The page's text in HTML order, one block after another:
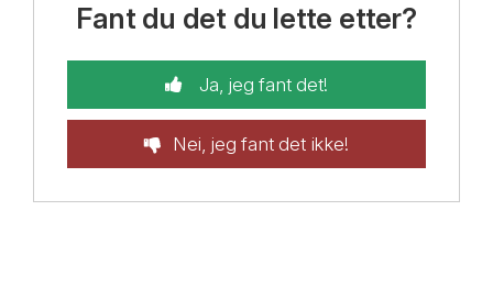
Fant du det du lette etter?
Ja, jeg fant det!
Nei, jeg fant det ikke!